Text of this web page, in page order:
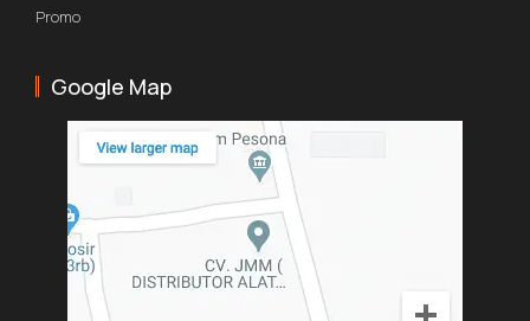
Promo
Google Map